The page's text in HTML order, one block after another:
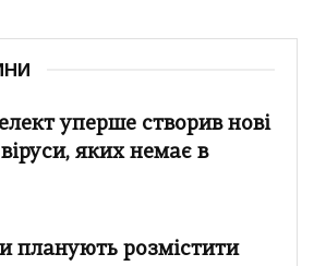
уперше створив нові
яких немає в
планують розмістити